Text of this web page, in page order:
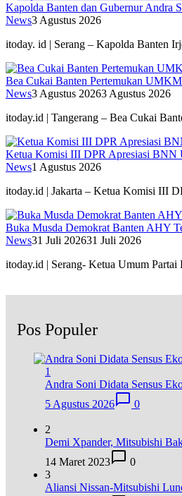
Kapolda Banten dan Gubernur Andra
News3 Agustus 2026
itoday. id | Serang – Kapolda Banten
Bea Cukai Banten Pertemukan
News3 Agustus 20263 Agustus 2026
itoday.id | Tangerang – Bea Cukai
Ketua Komisi III DPR Apresiasi BNN
News1 Agustus 2026
itoday.id | Jakarta – Ketua Komisi III
Buka Musda Demokrat Banten AHY
News31 Juli 202631 Juli 2026
itoday.id | Serang- Ketua Umum
Pos Populer
1
Andra Soni Didata Sensus
5 Agustus 2026
0
2
Demi Xpander, Mitsubishi
14 Maret 2023
0
3
Aliansi Nissan-Mitsubishi